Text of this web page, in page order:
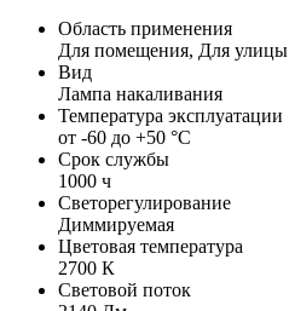
Область применения
Для помещения, Для улицы
Вид
Лампа накаливания
Температура эксплуатации
от -60 до +50 °С
Срок службы
1000 ч
Светорегулирование
Диммируемая
Цветовая температура
2700 К
Световой поток